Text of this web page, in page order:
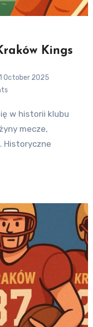
Kings
October 2025
w historii klubu
mecze,
Historyczne